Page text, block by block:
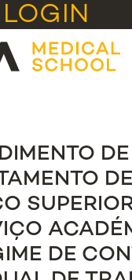
LOGIN
DE
DE